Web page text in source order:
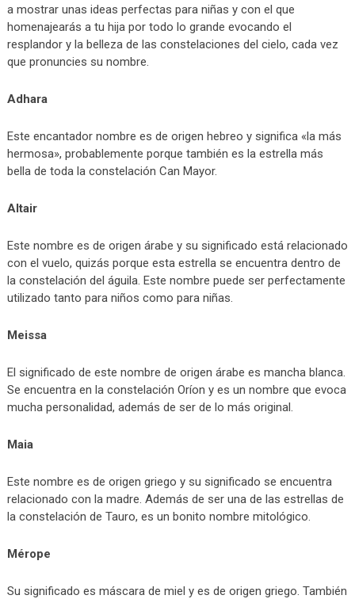
a mostrar unas ideas perfectas para niñas y con el que
homenajearás a tu hija por todo lo grande evocando el
resplandor y la belleza de las constelaciones del cielo, cada vez
que pronuncies su nombre.
Adhara
Este encantador nombre es de origen hebreo y significa «la más
hermosa», probablemente porque también es la estrella más
bella de toda la constelación Can Mayor.
Altair
Este nombre es de origen árabe y su significado está relacionado
con el vuelo, quizás porque esta estrella se encuentra dentro de
la constelación del águila. Este nombre puede ser perfectamente
utilizado tanto para niños como para niñas.
Meissa
El significado de este nombre de origen árabe es mancha blanca.
Se encuentra en la constelación Oríon y es un nombre que evoca
mucha personalidad, además de ser de lo más original.
Maia
Este nombre es de origen griego y su significado se encuentra
relacionado con la madre. Además de ser una de las estrellas de
la constelación de Tauro, es un bonito nombre mitológico.
Mérope
Su significado es máscara de miel y es de origen griego. También